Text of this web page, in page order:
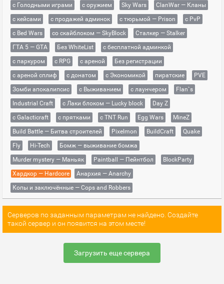
с Голодными играми
с оружием Sky Wars
ClanWar — Кланы
с кейсами
с продажей админок с тюрьмой — Prison
с PvP
с Bed Wars
со скайблоком — SkyBlock
Сталкер — Stalker
ГТА 5 — GTA
Без WhiteList
с бесплатной админкой
с паркуром
с RPG с ареной
Без регистрации
с ареной сплиф
с донатом с Экономикой пиратские
PVE
Зомби апокалипсис
с Выживанием с лаунчером
Flan`s
Industrial Craft
с Лаки блоком — Lucky block
Day Z
с Galacticraft
с прятками с TNT Run Egg Wars
MineZ
Build Battle — Битва строителей
Pixelmon BuildCraft
Quake
Fly
Hi-Tech
Бомж — выживание бомжа
Murder mystery — Маньяк
Paintball — Пейнтбол
BlockParty
Хардкор — Hardcore
Анархия — Anarchy
Копы и заключённые — Cops and Robbers
Серверов по заданным параметрам не найдено. Создайте
такой сервер и он появится на этом месте!
Загрузить еще сервера